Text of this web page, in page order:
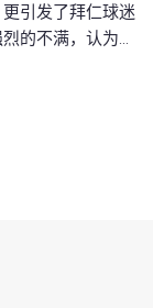
引发了拜仁球迷
的不满，认为...